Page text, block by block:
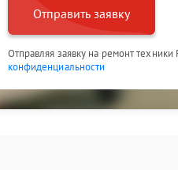
Отправить заявку
Отправляя заявку на ремонт
конфиденциальности